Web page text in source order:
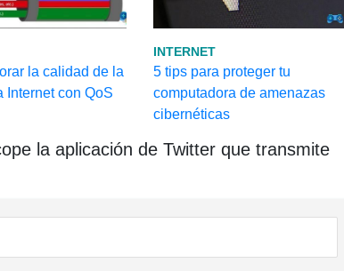
la calidad de la
Internet con QoS
INTERNET
5 tips para proteger tu
computadora de amenazas
cibernéticas
la aplicación de Twitter que transmite